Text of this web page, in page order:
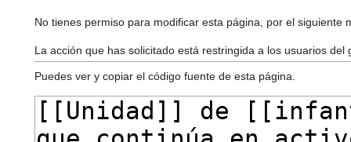
No tienes permiso para modificar esta página, por el siguiente
La acción que has solicitado está restringida a los usuarios del
Puedes ver y copiar el código fuente de esta página.